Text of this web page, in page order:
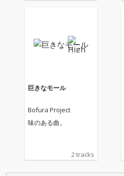
巨きなモール
Bofura Project
味のある曲。
2 tracks